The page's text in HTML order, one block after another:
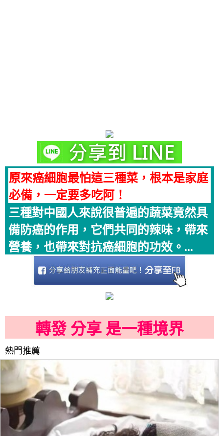
原來癌細胞最怕這三種菜，根本是家庭
必備，一定要多吃阿！
三種對中國人來說很普遍的蔬菜竟然具
備防癌的作用，它們共同的辣味，帶來
營養，也帶來對抗癌細胞的功效。...
轉發 分享 是一種境界
熱門推薦